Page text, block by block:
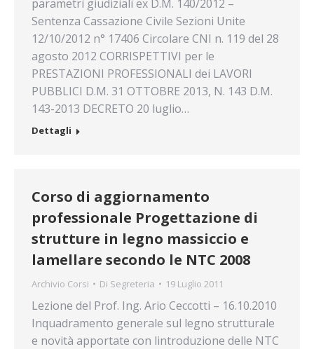
parametri giudiziali ex D.M. 140/2012 –
Sentenza Cassazione Civile Sezioni Unite
12/10/2012 n° 17406 Circolare CNI n. 119 del 28
agosto 2012 CORRISPETTIVI per le
PRESTAZIONI PROFESSIONALI dei LAVORI
PUBBLICI D.M. 31 OTTOBRE 2013, N. 143 D.M.
143-2013 DECRETO 20 luglio…
Dettagli
Corso di aggiornamento
professionale Progettazione di
strutture in legno massiccio e
lamellare secondo le NTC 2008
Archivio Corsi Di Segreteria 19 Luglio 2011
Lezione del Prof. Ing. Ario Ceccotti – 16.10.2010
Inquadramento generale sul legno strutturale
e novità apportate con lintroduzione delle NTC